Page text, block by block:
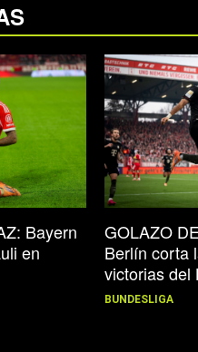
Bayern
en
GOLAZO
Berlín corta
victorias del
BUNDESLIGA